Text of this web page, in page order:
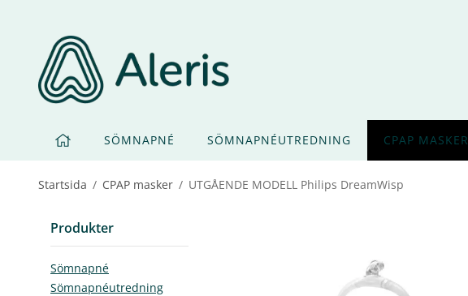
SÖMNAPNÉ SÖMNAPNÉUTREDNING CPAP MASKER
Startsida / CPAP masker / UTGÅENDE MODELL Philips DreamWisp
Produkter
Sömnapné
Sömnapnéutredning